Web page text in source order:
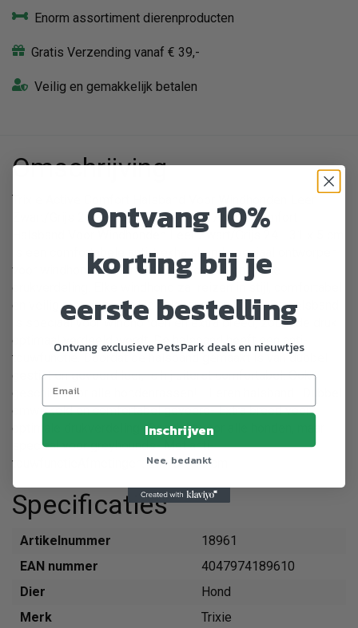
Enorm assortiment dierenproducten
Gratis Verzending vanaf € 39,-
Veilig en gemakkelijk betalen
Omschrijving
Trixie Active Comfort Halsband Voor Windhonden Leer
Zwart/Grijs 24 - 31 x 5 cm De Trixie Active Comfort
Halsband Voor Windhonden Leer Zwart/Grijs 24 - 31 x 5 cm
is een comfortabele anti-trekhalsband speciaal ontworpen
voor windhonden, extra breed voor een optimale
drukverdeling. Elke windhond zal reizen in stijl, comfortabel
en veilig met deze mooie halsband van Trixie. De halsband
is speciaal voor windhonden en extra breed, zodat de druk
optimaal verdeeld wordt. De halsband heeft een anti-
touwfunctie. Doordat de halsband gemaakt is van dubbel
gestikt en gevoerd leer, is hij uiterst comfortabel. Ook
geschikt voor alle hondenrassen! - Leren halsband- Dubbel
omwikkeld en comfortabel gevoerd- Extra breed voor
optimale drukverdeling- Geschikt voor alle honden, maar
speciaal voor greyhounds- Met anti-
touwfunctieAfmetingen: 24 - 31 x 5 cm
Specificaties
Artikelnummer
18961
EAN nummer
4047974189610
Dier
Hond
Merk
Trixie
Ontvang 10%
korting bij je
eerste bestelling
Ontvang exclusieve PetsPark deals en nieuwtjes
Inschrijven
Nee, bedankt